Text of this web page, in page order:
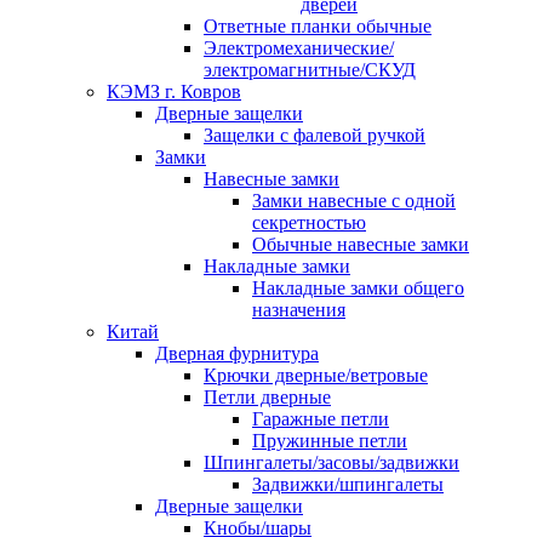
дверей
Ответные планки обычные
Электромеханические/
электромагнитные/СКУД
КЭМЗ г. Ковров
Дверные защелки
Защелки с фалевой ручкой
Замки
Навесные замки
Замки навесные с одной
секретностью
Обычные навесные замки
Накладные замки
Накладные замки общего
назначения
Китай
Дверная фурнитура
Крючки дверные/ветровые
Петли дверные
Гаражные петли
Пружинные петли
Шпингалеты/засовы/задвижки
Задвижки/шпингалеты
Дверные защелки
Кнобы/шары